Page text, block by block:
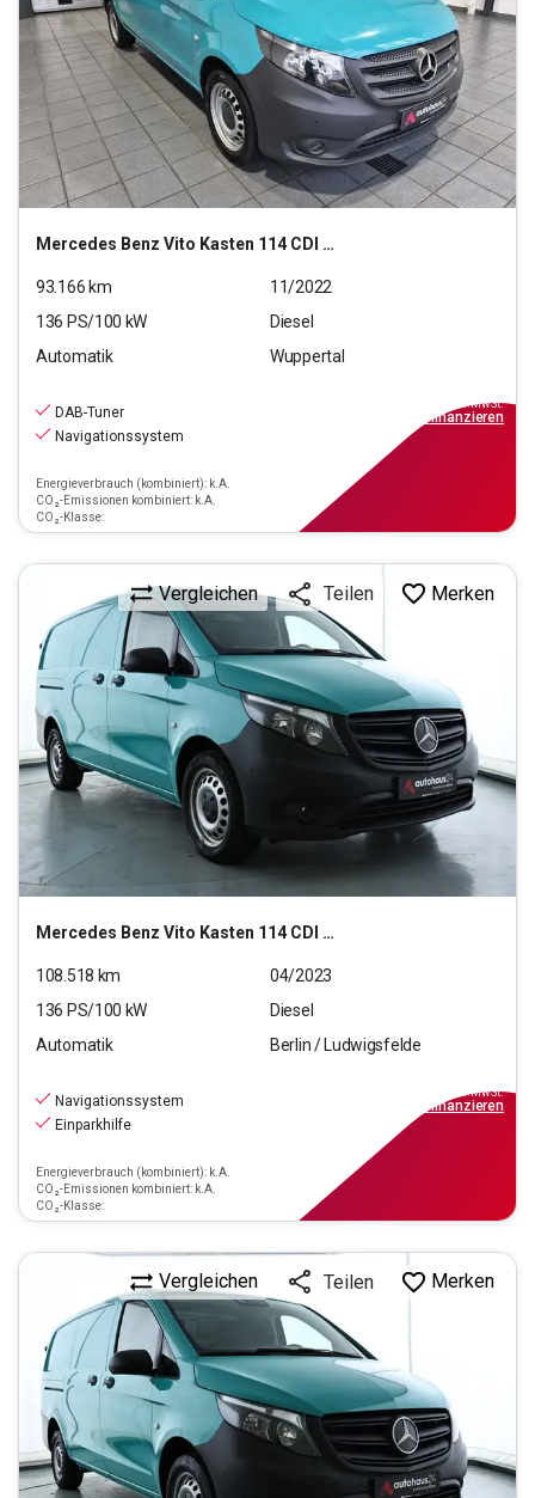
Mercedes Benz Vito Kasten 114 CDI Pro RWD lang (EURO 6d)
93.166 km
11/2022
136 PS/100 kW
Diesel
Automatik
Wuppertal
DAB-Tuner
Navigationssystem
Energieverbrauch (kombiniert): k.A.
CO₂-Emissionen kombiniert: k.A.
CO₂-Klasse:
inkl.MwSt.
finanzieren
Mercedes Benz Vito Kasten 114 CDI Pro RWD lang (EURO 6d)
Vergleichen Teilen Merken
108.518 km
04/2023
136 PS/100 kW
Diesel
Automatik
Berlin / Ludwigsfelde
Navigationssystem
Einparkhilfe
Energieverbrauch (kombiniert): k.A.
CO₂-Emissionen kombiniert: k.A.
CO₂-Klasse:
inkl.MwSt.
finanzieren
Vergleichen Teilen Merken